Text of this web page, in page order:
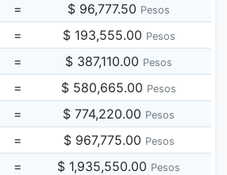
= $ 96,777.50 Pesos
= $ 193,555.00 Pesos
= $ 387,110.00 Pesos
= $ 580,665.00 Pesos
= $ 774,220.00 Pesos
= $ 967,775.00 Pesos
= $ 1,935,550.00 Pesos